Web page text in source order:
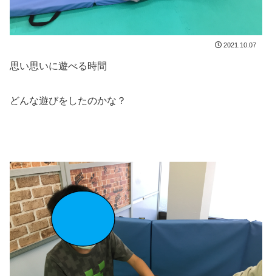
2021.10.07
思い思いに遊べる時間
どんな遊びをしたのかな？